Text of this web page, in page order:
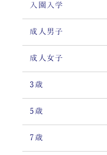
入園入学
成人男子
成人女子
3歳
5歳
7歳